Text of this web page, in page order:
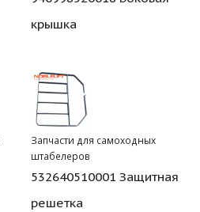
крышка
Запчасти для самоходных
штабелеров
532640510001 Защитная
решетка